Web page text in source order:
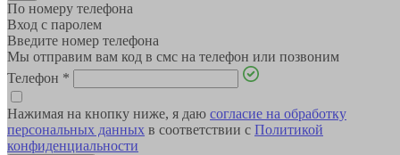
По номеру телефона
Вход с паролем
Введите номер телефона
Мы отправим вам код в смс на телефон или позвоним
Телефон *
Нажимая на кнопку ниже, я даю согласие на обработку
персональных данных в соответствии с Политикой
конфиденциальности